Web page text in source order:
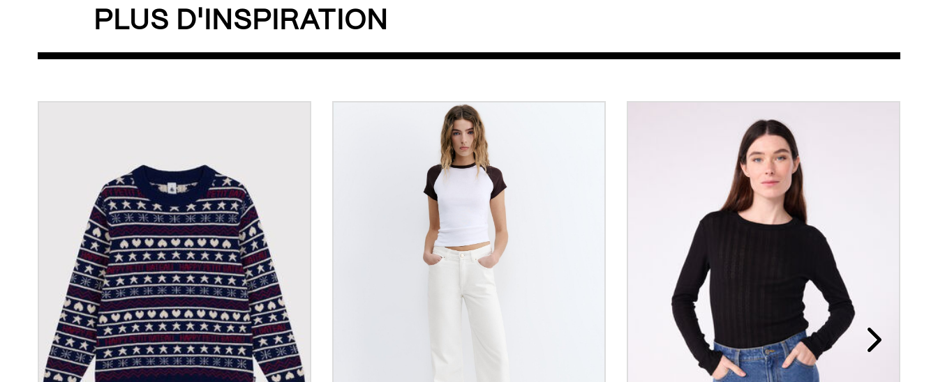
PLUS D'INSPIRATION